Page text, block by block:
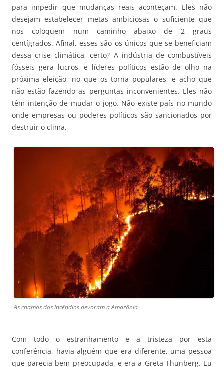
para impedir que mudanças reais aconteçam. Eles não
desejam estabelecer metas ambiciosas o suficiente que
nos coloquem num caminho abaixo de 2 graus
centígrados. Afinal, esses são os únicos que se beneficiam
dessa crise climática, certo? A indústria de combustíveis
fósseis gera lucros, e líderes políticos estão de olho na
próxima eleição, no que os torna populares, e acho que
não estão fazendo as perguntas inconvenientes. Eles não
têm intenção de mudar o jogo. Não existe país no mundo
onde empresas ou poderes políticos são sancionados por
destruir o clima.
As chamas dos incêndios devoram a Amazônia
Com todo o estranhamento e a tristeza por esta
conferência, havia alguém que era diferente, uma pessoa
que parecia bem preocupada, e era a Greta Thunberg. Eu